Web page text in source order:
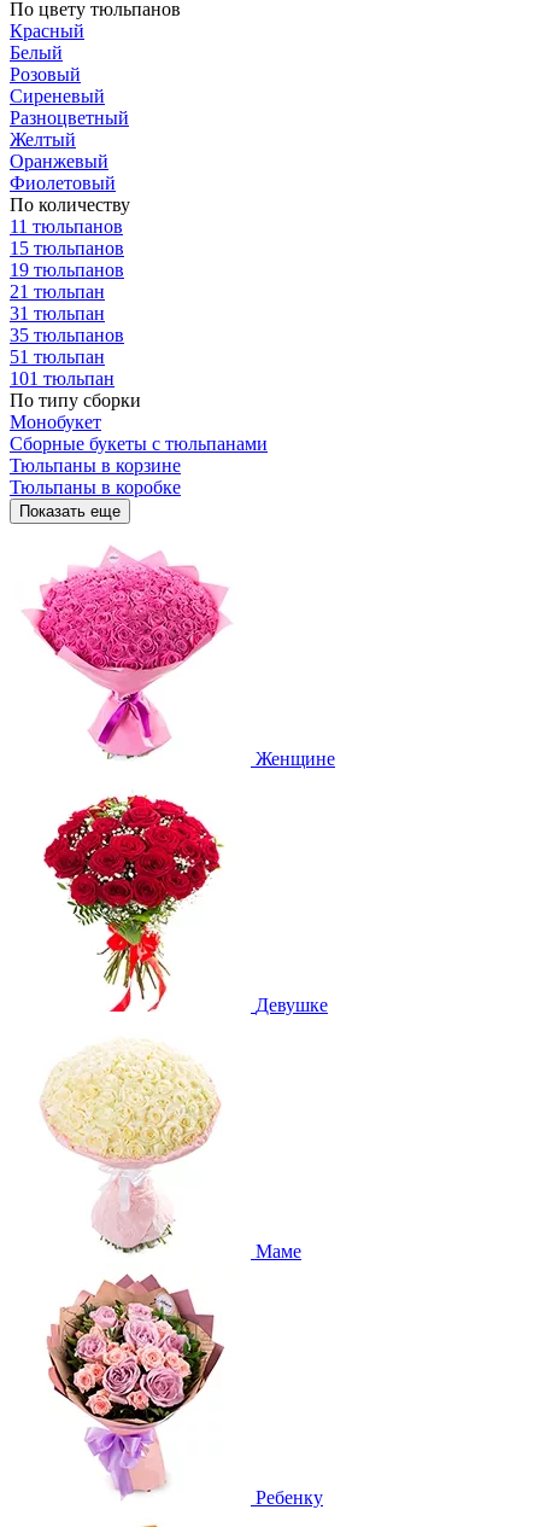
По цвету тюльпанов
Красный
Белый
Розовый
Сиреневый
Разноцветный
Желтый
Оранжевый
Фиолетовый
По количеству
11 тюльпанов
15 тюльпанов
19 тюльпанов
21 тюльпан
31 тюльпан
35 тюльпанов
51 тюльпан
101 тюльпан
По типу сборки
Монобукет
Сборные букеты с тюльпанами
Тюльпаны в корзине
Тюльпаны в коробке
Показать еще
Женщине
Девушке
Маме
Ребенку